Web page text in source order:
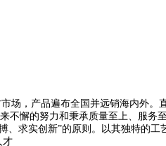
场，产品遍布全国并远销海内外
懈的努力和秉承质量至上、服务
、求实创新”的原则。以其独特的工
才